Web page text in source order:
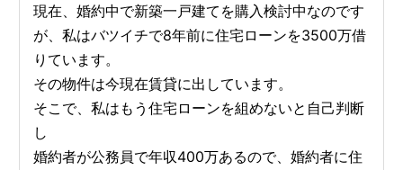
現在、婚約中で新築一戸建てを購入検討中なのです
が、私はバツイチで8年前に住宅ローンを3500万借
りています。
その物件は今現在賃貸に出しています。
そこで、私はもう住宅ローンを組めないと自己判断
し
婚約者が公務員で年収400万あるので、婚約者に住